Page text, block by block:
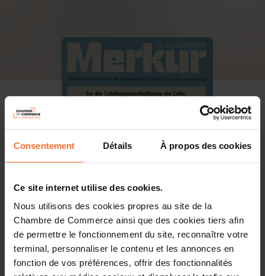
Consentement Détails À propos des cookies
Ce site internet utilise des cookies.
Nous utilisons des cookies propres au site de la
Chambre de Commerce ainsi que des cookies tiers afin
de permettre le fonctionnement du site, reconnaître votre
terminal, personnaliser le contenu et les annonces en
fonction de vos préférences, offrir des fonctionnalités
PDF, 27.7 Mo